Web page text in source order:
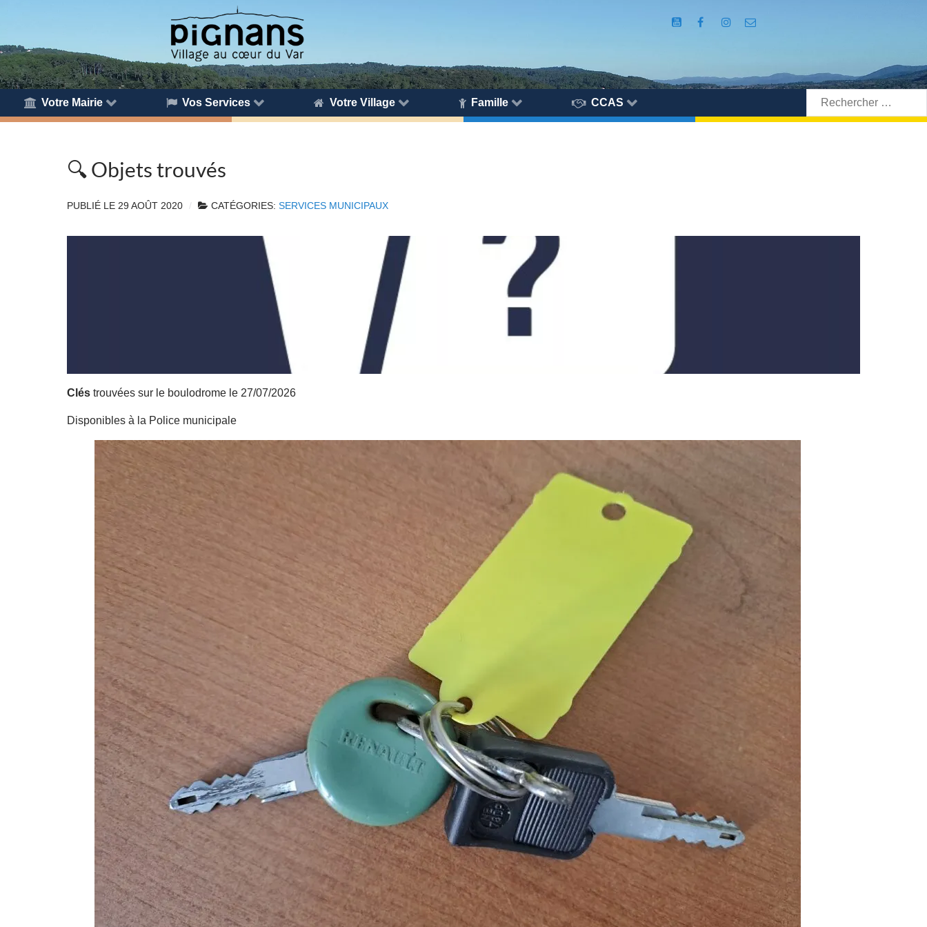
Votre Mairie Vos Services Votre Village Famille CCAS
Rechercher:
🔍 Objets trouvés
PUBLIÉ LE 29 AOÛT 2020 CATÉGORIES: SERVICES MUNICIPAUX
Clés trouvées sur le boulodrome le 27/07/2026
Disponibles à la Police municipale